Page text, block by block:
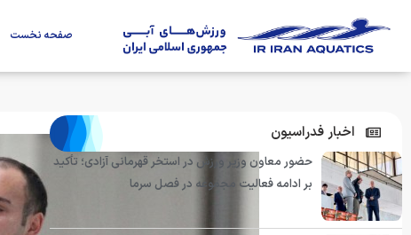
صفحه نخست
اخبار فدراسیون
حضور معاون وزیر ورزش در استخر قهرمانی آزادی؛ تأکید
بر ادامه فعالیت مجموعه در فصل سرما